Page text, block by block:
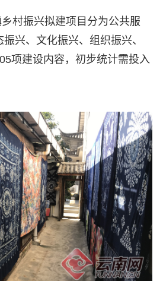
村振兴拟建项目分为公共服
兴、文化振兴、组织振兴、
项建设内容，初步统计需投入